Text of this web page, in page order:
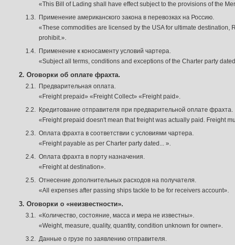
«This Bill of Lading shall have effect subject to the provisions of the
1.3. Применение американского закона в перевозках на Россию.
«These commodities are licensed by the USA for ultimate destination,
prohibit.».
1.4. Применение к коносаменту условий чартера.
«Subject all terms, conditions and exceptions of the Charter party
2. Оговорки об оплате фрахта.
2.1. Предварительная оплата.
«Freight prepaid» «Freight Collect» «Freight paid».
2.2. Кредитование отправителя при предварительной оплате фрахта.
«Freight prepaid doesn't mean that freight was actually paid. Freight
2.3. Оплата фрахта в соответствии с условиями чартера.
«Freight payable as per Charter party dated... ».
2.4. Оплата фрахта в порту назначения.
«Freight at destination».
2.5. Отнесение дополнительных расходов на получателя.
«All expenses after passing ships tackle to be for receivers account».
3. Оговорки о «неизвестности».
3.1. «Количество, состояние, масса и мера не известны».
«Weight, measure, quality, quantity, condition unknown for owner».
3.2. Данные о грузе по заявлению отправителя.